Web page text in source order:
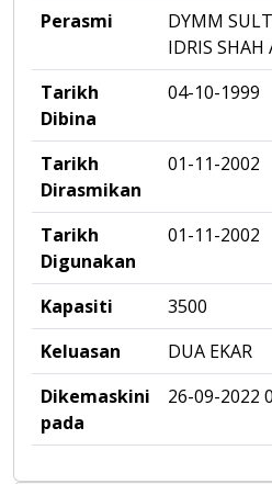
Perasmi
DYMM
IDRIS SHAH
Tarikh
Dibina
04-10-1999
Tarikh
Dirasmikan
01-11-2002
Tarikh
Digunakan
01-11-2002
Kapasiti
3500
Keluasan
DUA EKAR
Dikemaskini
pada
26-09-2022